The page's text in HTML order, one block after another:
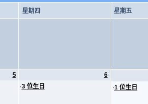
星期四 星期五
5
6
·3 位生日
·1 位生日